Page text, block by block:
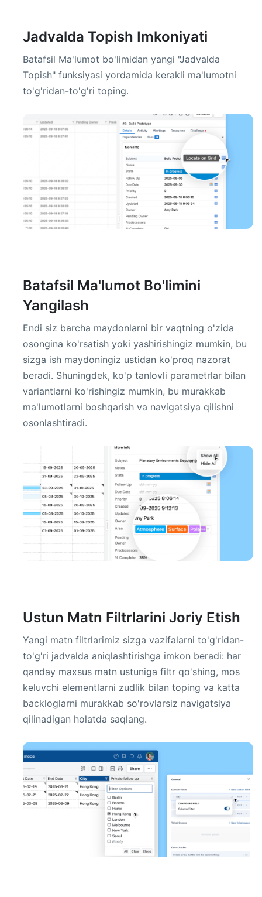
Jadvalda Topish Imkoniyati
Batafsil Ma'lumot bo'limidan yangi "Jadvalda
Topish" funksiyasi yordamida kerakli ma'lumotni
to'g'ridan-to'g'ri toping.
Batafsil Ma'lumot Bo'limini
Yangilash
Endi siz barcha maydonlarni bir vaqtning o'zida
osongina ko'rsatish yoki yashirishingiz mumkin, bu
sizga ish maydoningiz ustidan ko'proq nazorat
beradi. Shuningdek, ko'p tanlovli parametrlar bilan
variantlarni ko'rishingiz mumkin, bu murakkab
ma'lumotlarni boshqarish va navigatsiya qilishni
osonlashtiradi.
Ustun Matn Filtrlarini Joriy Etish
Yangi matn filtrlarimiz sizga vazifalarni to'g'ridan-
to'g'ri jadvalda aniqlashtirishga imkon beradi: har
qanday maxsus matn ustuniga filtr qo'shing, mos
keluvchi elementlarni zudlik bilan toping va katta
backloglarni murakkab so'rovlarsiz navigatsiya
qilinadigan holatda saqlang.